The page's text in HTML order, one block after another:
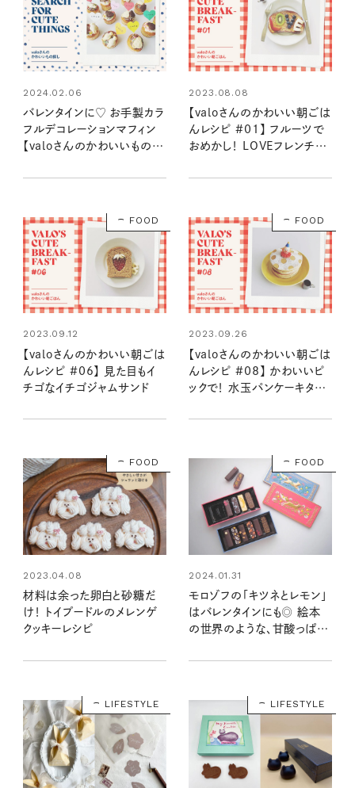
2024.02.06
バレンタインに♡ お手製カラ
フルデコレーションマフィン
【valoさんのかわいいもの探
2023.08.08
【valoさんのかわいい朝ごは
んレシピ #01】 フルーツで
おめかし！ LOVEフレンチト
FOOD
2023.09.12
【valoさんのかわいい朝ごは
んレシピ #06】 見た目もイ
チゴなイチゴジャムサンド
FOOD
2023.09.26
【valoさんのかわいい朝ごは
んレシピ #08】 かわいいピ
ックで！ 水玉パンケーキタワ
FOOD
2023.04.08
材料は余った卵白と砂糖だ
け！ トイプードルのメレンゲ
クッキーレシピ
FOOD
2024.01.31
モロゾフの「キツネとレモン」
はバレンタインにも◎ 絵本
の世界のような、甘酸っぱい
LIFESTYLE LIFESTYLE